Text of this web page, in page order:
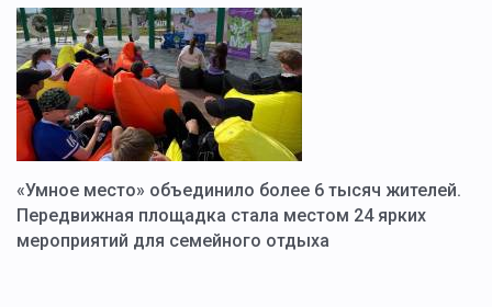
«Умное место» объединило более 6 тысяч жителей.
Передвижная площадка стала местом 24 ярких
мероприятий для семейного отдыха